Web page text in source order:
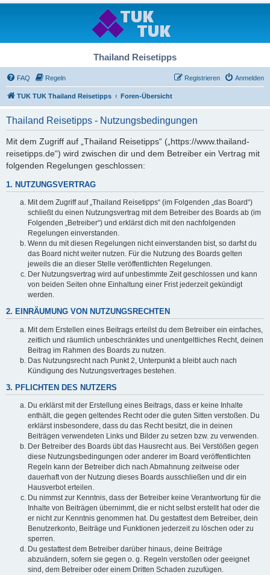
Thailand Reisetipps
FAQ Regeln Anmelden
Registrieren
TUK TUK Thailand Reisetipps Foren-Übersicht
Thailand Reisetipps - Nutzungsbedingungen
Mit dem Zugriff auf „Thailand Reisetipps“ („https://www.thailand-
reisetipps.de“) wird zwischen dir und dem Betreiber ein Vertrag mit
folgenden Regelungen geschlossen:
1. NUTZUNGSVERTRAG
Mit dem Zugriff auf „Thailand Reisetipps“ (im Folgenden „das Board“)
schließt du einen Nutzungsvertrag mit dem Betreiber des Boards ab (im
Folgenden „Betreiber“) und erklärst dich mit den nachfolgenden
Regelungen einverstanden.
Wenn du mit diesen Regelungen nicht einverstanden bist, so darfst du
das Board nicht weiter nutzen. Für die Nutzung des Boards gelten
jeweils die an dieser Stelle veröffentlichten Regelungen.
Der Nutzungsvertrag wird auf unbestimmte Zeit geschlossen und kann
von beiden Seiten ohne Einhaltung einer Frist jederzeit gekündigt
werden.
2. EINRÄUMUNG VON NUTZUNGSRECHTEN
Mit dem Erstellen eines Beitrags erteilst du dem Betreiber ein einfaches,
zeitlich und räumlich unbeschränktes und unentgeltliches Recht, deinen
Beitrag im Rahmen des Boards zu nutzen.
Das Nutzungsrecht nach Punkt 2, Unterpunkt a bleibt auch nach
Kündigung des Nutzungsvertrages bestehen.
3. PFLICHTEN DES NUTZERS
Du erklärst mit der Erstellung eines Beitrags, dass er keine Inhalte
enthält, die gegen geltendes Recht oder die guten Sitten verstoßen. Du
erklärst insbesondere, dass du das Recht besitzt, die in deinen
Beiträgen verwendeten Links und Bilder zu setzen bzw. zu verwenden.
Der Betreiber des Boards übt das Hausrecht aus. Bei Verstößen gegen
diese Nutzungsbedingungen oder anderer im Board veröffentlichten
Regeln kann der Betreiber dich nach Abmahnung zeitweise oder
dauerhaft von der Nutzung dieses Boards ausschließen und dir ein
Hausverbot erteilen.
Du nimmst zur Kenntnis, dass der Betreiber keine Verantwortung für die
Inhalte von Beiträgen übernimmt, die er nicht selbst erstellt hat oder die
er nicht zur Kenntnis genommen hat. Du gestattest dem Betreiber, dein
Benutzerkonto, Beiträge und Funktionen jederzeit zu löschen oder zu
sperren.
Du gestattest dem Betreiber darüber hinaus, deine Beiträge
abzuändern, sofern sie gegen o. g. Regeln verstoßen oder geeignet
sind, dem Betreiber oder einem Dritten Schaden zuzufügen.